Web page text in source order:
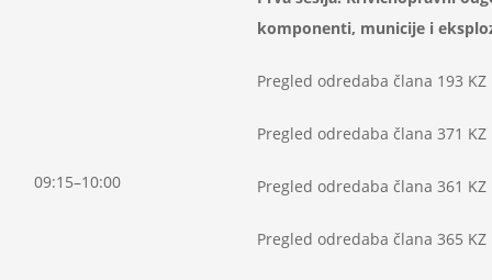
09:15–10:00
komponenti, municije i
Pregled odredaba člana 193 KZ
Pregled odredaba člana 371 KZ
Pregled odredaba člana 361 KZ
Pregled odredaba člana 365 KZ